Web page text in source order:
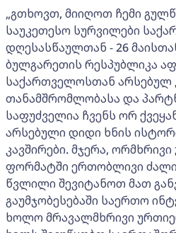
„გთხოვთ, მიიღოთ ჩემი
საუკეთესო სურვილები
დღესასწაულთან - 26
ბულგარეთის რესპუბლიკა
საქართველოსთან არსებულ
თანამშრომლობასა და
საფუძველია ჩვენს ორ
არსებული დიდი ხნის
კავშირები. მჯერა,
ფორმატში ერთობლივი
წვლილი შევიტანოთ მათ
გაუმჯობესებაში საერთო
ხოლო მრავალმხრივი